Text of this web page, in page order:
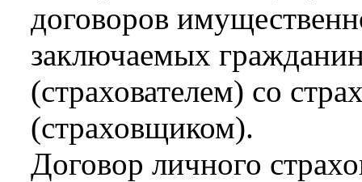
договоров
заключаемых
(страхователем) со
(страховщиком).
Договор личного